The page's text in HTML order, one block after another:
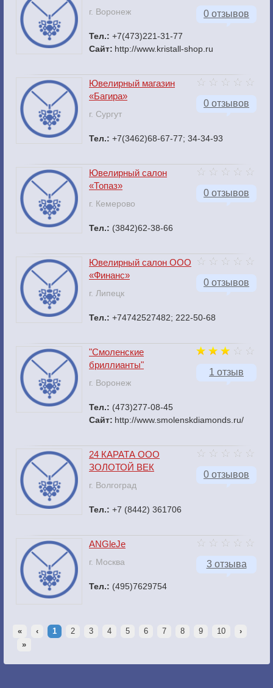
0 отзывов
г. Воронеж
Тел.: +7(473)221-31-77
Сайт: http://www.kristall-shop.ru
0 отзывов
Ювелирный магазин
«Багира»
г. Сургут
Тел.: +7(3462)68-67-77; 34-34-93
0 отзывов
Ювелирный салон
«Топаз»
г. Кемерово
Тел.: (3842)62-38-66
0 отзывов
Ювелирный салон ООО
«Финанс»
г. Липецк
Тел.: +74742527482; 222-50-68
1 отзыв
"Смоленские
бриллианты"
г. Воронеж
Тел.: (473)277-08-45
Сайт: http://www.smolenskdiamonds.ru/
0 отзывов
24 КАРАТА ООО
ЗОЛОТОЙ ВЕК
г. Волгоград
Тел.: +7 (8442) 361706
3 отзыва
ANGleJe
г. Москва
Тел.: (495)7629754
« ‹ 1 2 3 4 5 6 7 8 9 10
›
»